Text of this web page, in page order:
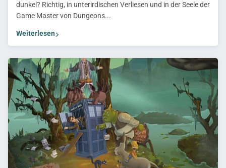
dunkel? Richtig, in unterirdischen Verliesen und in der Seele der
Game Master von Dungeons...
Weiterlesen